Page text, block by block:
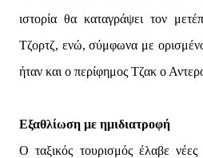
ιστορία θα καταγράψει τον
Τζορτζ, ενώ, σύμφωνα με
ήταν και ο περίφημος Τζακ ο
Εξαθλίωση με ημιδιατροφή
Ο ταξικός τουρισμός έλαβε νέες